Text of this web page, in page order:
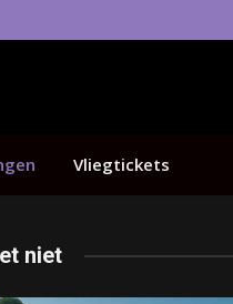
Vliegtickets
niet